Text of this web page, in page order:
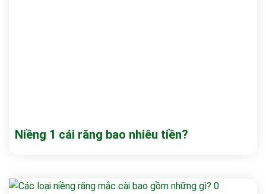
Niềng 1 cái răng bao nhiêu tiền?